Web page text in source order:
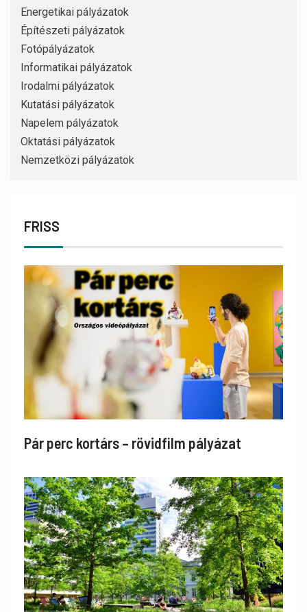
Energetikai pályázatok
Építészeti pályázatok
Fotópályázatok
Informatikai pályázatok
Irodalmi pályázatok
Kutatási pályázatok
Napelem pályázatok
Oktatási pályázatok
Nemzetközi pályázatok
FRISS
Pár perc kortárs – rövidfilm pályázat